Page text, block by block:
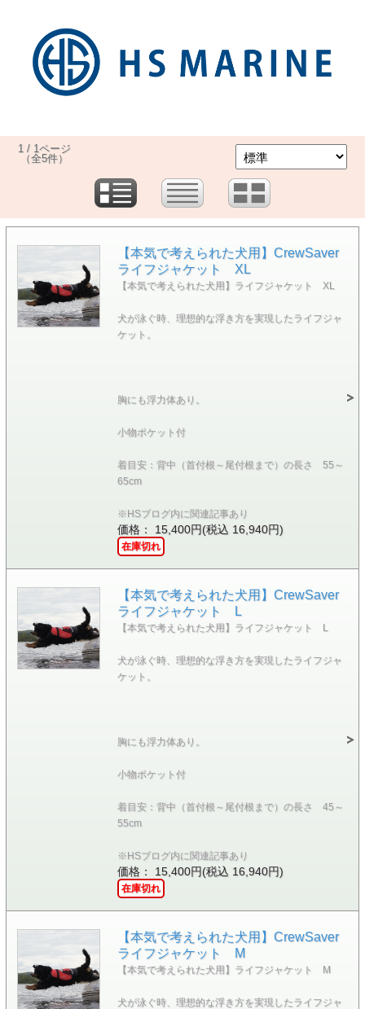
1 / 1ページ
（全5件）
【本気で考えられた犬用】CrewSaver
ライフジャケット XL
【本気で考えられた犬用】ライフジャケット XL
犬が泳ぐ時、理想的な浮き方を実現したライフジャ
ケット。
胸にも浮力体あり。
小物ポケット付
着目安：背中（首付根～尾付根まで）の長さ 55～
65cm
※HSブログ内に関連記事あり
価格： 15,400円(税込 16,940円)
在庫切れ
【本気で考えられた犬用】CrewSaver
ライフジャケット L
【本気で考えられた犬用】ライフジャケット L
犬が泳ぐ時、理想的な浮き方を実現したライフジャ
ケット。
胸にも浮力体あり。
小物ポケット付
着目安：背中（首付根～尾付根まで）の長さ 45～
55cm
※HSブログ内に関連記事あり
価格： 15,400円(税込 16,940円)
在庫切れ
【本気で考えられた犬用】CrewSaver
ライフジャケット M
【本気で考えられた犬用】ライフジャケット M
犬が泳ぐ時、理想的な浮き方を実現したライフジャ